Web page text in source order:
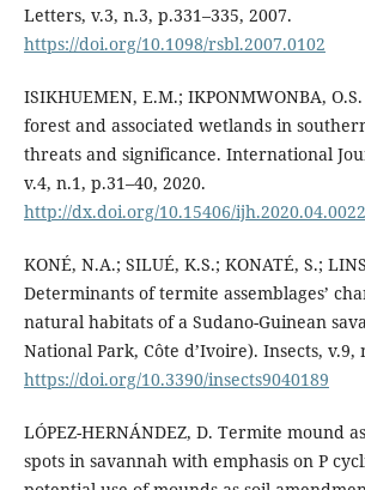
Letters, v.3, n.3, p.331–335, 2007.
https://doi.org/10.1098/rsbl.2007.0102
ISIKHUEMEN, E.M.; IKPONMWONBA,
forest and associated wetlands in
threats and significance. International
v.4, n.1, p.31–40, 2020.
http://dx.doi.org/10.15406/
KONÉ, N.A.; SILUÉ, K.S.; KONATÉ, S.;
Determinants of termite assemblages’
natural habitats of a Sudano-Guinean
National Park, Côte d’Ivoire). Insects, v.9,
https://doi.org/10.3390/insects9040189
LÓPEZ-HERNÁNDEZ, D. Termite mound
spots in savannah with emphasis on P